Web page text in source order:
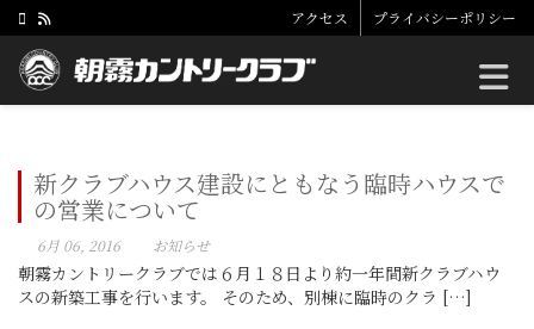
アクセス プライバシーポリシー
新クラブハウス建設にともなう臨時ハウスで
の営業について
6月 06, 2016 お知らせ
朝霧カントリークラブでは６月１８日より約一年間新クラブハウ
スの新築工事を行います。 そのため、別棟に臨時のクラ […]